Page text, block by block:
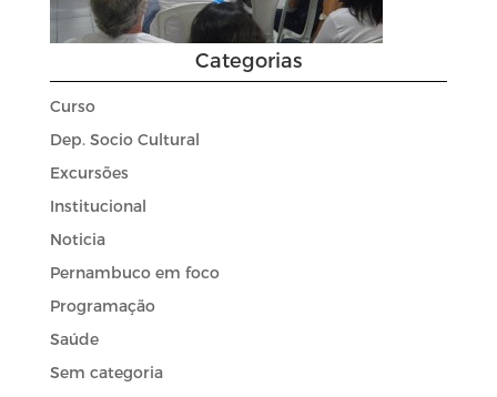
Categorias
Curso
Dep. Socio Cultural
Excursões
Institucional
Noticia
Pernambuco em foco
Programação
Saúde
Sem categoria